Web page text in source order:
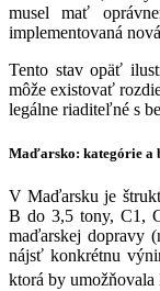
musel mať
implementovaná
Tento stav opäť
môže existovať
legálne riaditeľné s
Maďarsko: kategórie a
V Maďarsku je
B do 3,5 tony, C1,
maďarskej dopravy
nájsť konkrétnu
ktorá by